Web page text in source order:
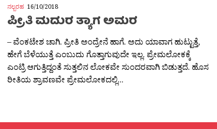
ನಲ್ಬರಹ 16/10/2018
ಪ್ರೀತಿ ಮದುರ ತ್ಯಾಗ ಅಮರ
– ವೆಂಕಟೇಶ ಚಾಗಿ. ಪ್ರೀತಿ ಅಂದ್ರೇನೆ ಹಾಗೆ. ಅದು ಯಾವಾಗ ಹುಟ್ಟುತ್ತೆ,
ಹೇಗೆ ಬೆಳೆಯುತ್ತೆ ಎಂಬುದು ಗೊತ್ತಾಗುವುದೇ ಇಲ್ಲ. ಪ್ರೇಮಲೋಕಕ್ಕೆ
ಎಂಟ್ರಿ ಆಗುತ್ತಿದ್ದಂತೆ ಸುತ್ತಲಿನ ಲೋಕವೇ ಸುಂದರವಾಗಿ ಬಿಡುತ್ತದೆ. ಹೊಸ
ರೀತಿಯ ಶ್ರಾವಣವೇ ಪ್ರೇಮಲೋಕದಲ್ಲಿ...